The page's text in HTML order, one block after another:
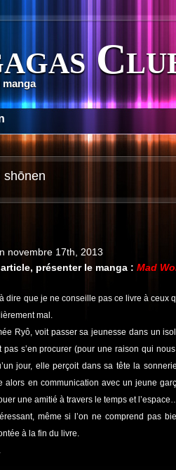
manga
shōnen
novembre 17th, 2013
présenter le manga : Mad
dire que je ne conseille pas ce livre à ceux
mal.
Ryô, voit passer sa jeunesse dans un
s’en procurer (pour une raison qui
jour, elle perçoit dans sa tête la
alors en communication avec un jeune
une amitié à travers le temps et
même si l’on ne comprend pas
à la fin du livre.
.